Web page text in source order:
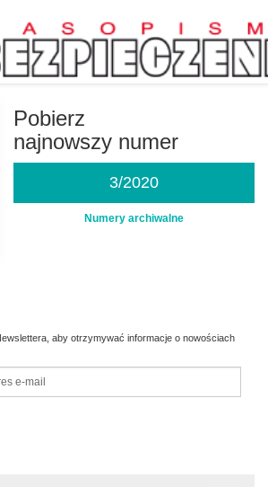
Pobierz
najnowszy numer
3/2020
Numery archiwalne
aby otrzymywać informacje o nowościach